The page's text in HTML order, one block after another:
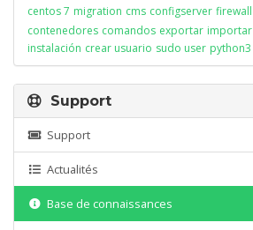
centos 7 migration cms configserver firewall
contenedores comandos exportar importar
instalación crear usuario sudo user python3
Support
Support
Actualités
Base de connaissances